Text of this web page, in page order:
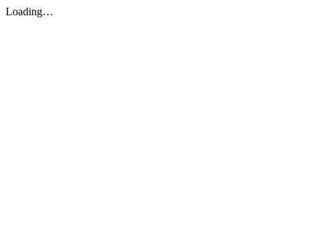
Loading…